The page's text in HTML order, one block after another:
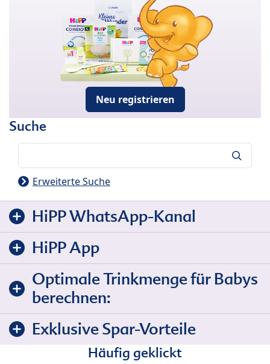
Neu registrieren
Suche
Erweiterte Suche
HiPP WhatsApp-Kanal
HiPP App
Optimale Trinkmenge für Babys
berechnen:
Exklusive Spar-Vorteile
Häufig geklickt